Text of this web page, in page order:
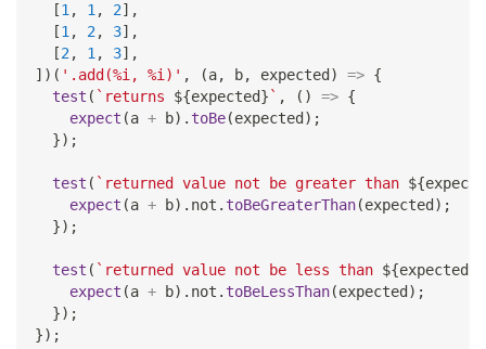
[1, 1, 2] ,
[1, 2, 3] ,
[2, 1, 3] ,
] ) ( '.add(%i, %i)' , (a, b, expected ) => {
test ( ` returns ${expected} ` , ( ) => {
expect (a + b) . toBe(expected ) ;
}) ;
test ( ` returned value not be greater than ${
expect (a + b) . not . toBeGreaterThan(expected ) ;
}) ;
test ( ` returned value not be less than ${expected
expect (a + b) . not . toBeLessThan(expected ) ;
}) ;
}) ;